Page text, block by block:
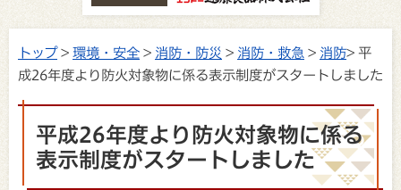
トップ> 環境・安全 > 消防・防災 > 消防・救急 > 消防> 平
成26年度より防火対象物に係る表示制度がスタートしました
平成26年度より防火対象物に係る
表示制度がスタートしました